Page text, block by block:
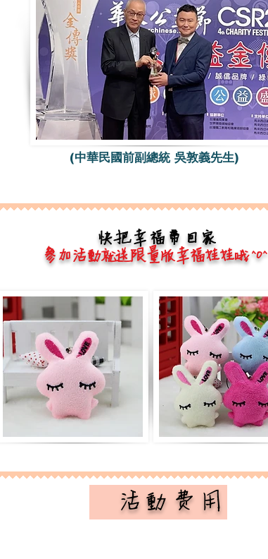
快把幸福帶回家
參加活動就送限量版幸福娃娃哦 ^O^
​ 活動費用
(中華民國前副總統 吳敦義先生)